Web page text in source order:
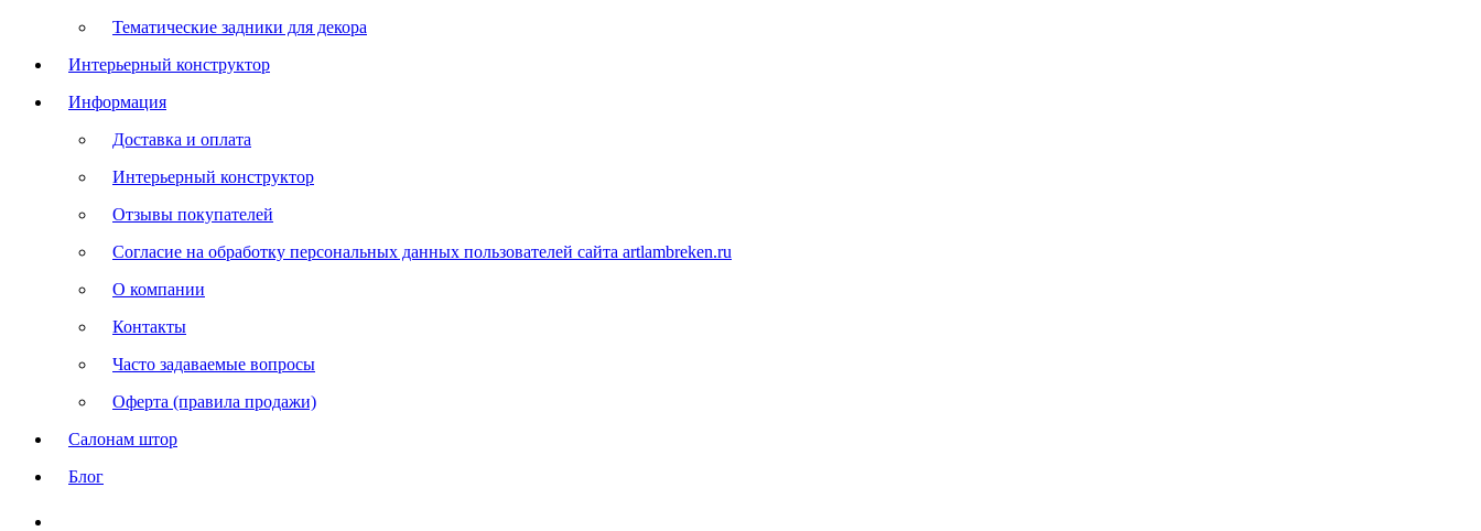
Тематические задники для декора
Интерьерный конструктор
Информация
Доставка и оплата
Интерьерный конструктор
Отзывы покупателей
Согласие на обработку персональных данных пользователей сайта artlambreken.ru
О компании
Контакты
Часто задаваемые вопросы
Оферта (правила продажи)
Салонам штор
Блог